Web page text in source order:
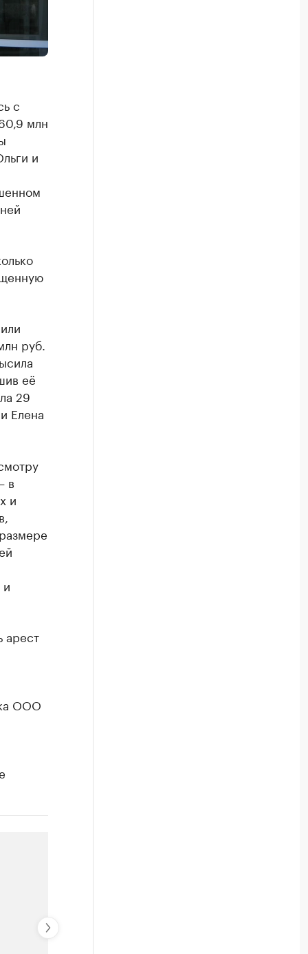
с
млн
и
руб.
её
29
Елена
в
и
арест
ООО